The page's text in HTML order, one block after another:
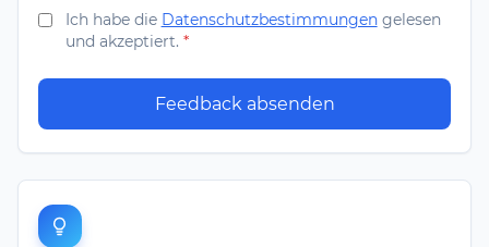
Ich habe die Datenschutzbestimmungengelesen
und akzeptiert. *
Feedback absenden